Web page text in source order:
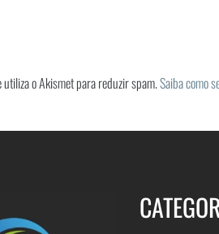
utiliza o Akismet para reduzir spam.Saiba como